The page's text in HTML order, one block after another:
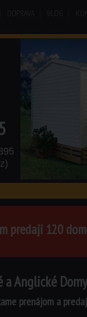
predaji 120
a Anglické
prenájom a